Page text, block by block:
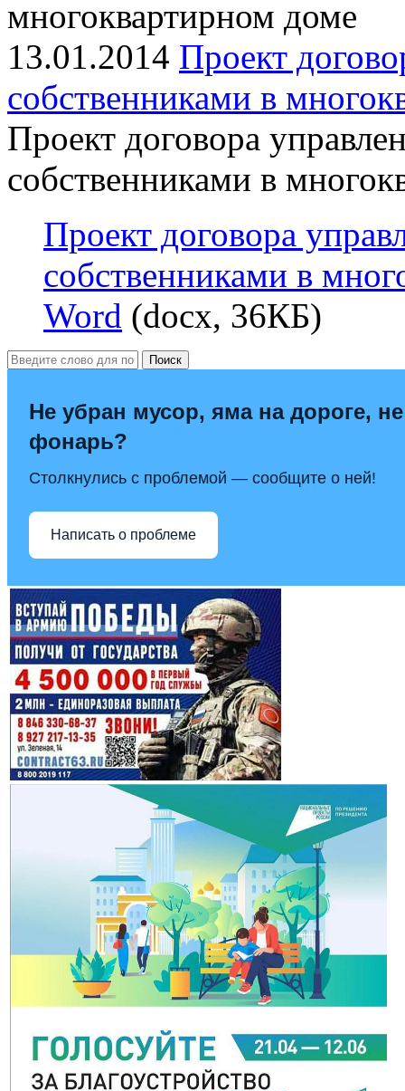
многоквартирном доме
13.01.2014 Проект
собственниками в
Проект договора
собственниками в
Проект договора
собственниками в
Word (docx, 36КБ)
Поиск
Не убран мусор, яма на дороге,
фонарь?
Столкнулись с проблемой — сообщите о ней!
Написать о проблеме